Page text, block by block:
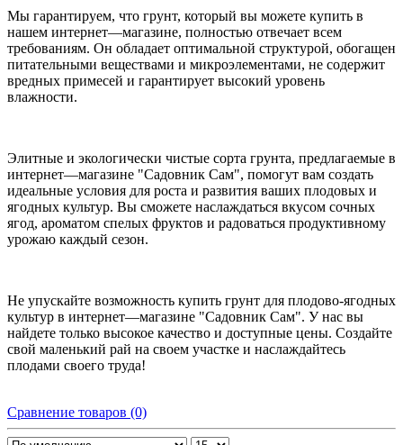
Мы гарантируем, что грунт, который вы можете купить в
нашем интернет—магазине, полностью отвечает всем
требованиям. Он обладает оптимальной структурой, обогащен
питательными веществами и микроэлементами, не содержит
вредных примесей и гарантирует высокий уровень
влажности.
Элитные и экологически чистые сорта грунта, предлагаемые в
интернет—магазине "Садовник Сам", помогут вам создать
идеальные условия для роста и развития ваших плодовых и
ягодных культур. Вы сможете наслаждаться вкусом сочных
ягод, ароматом спелых фруктов и радоваться продуктивному
урожаю каждый сезон.
Не упускайте возможность купить грунт для плодово-ягодных
культур в интернет—магазине "Садовник Сам". У нас вы
найдете только высокое качество и доступные цены. Создайте
свой маленький рай на своем участке и наслаждайтесь
плодами своего труда!
Сравнение товаров (0)